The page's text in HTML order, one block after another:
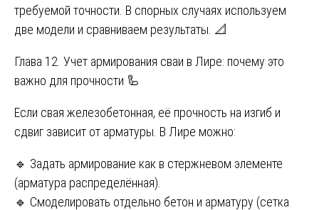
требуемой точности. В спорных случаях используем
две модели и сравниваем результаты. 📐
Глава 12. Учет армирования сваи в Лире: почему это
важно для прочности 🦾
Если свая железобетонная, её прочность на изгиб и
сдвиг зависит от арматуры. В Лире можно:
🔹 Задать армирование как в стержневом элементе
(арматура распределённая).
🔹 Смоделировать отдельно бетон и арматуру (сетка